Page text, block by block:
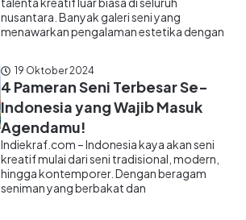
nusantara. Banyak galeri seni yang
menawarkan pengalaman estetika dengan
19 Oktober 2024
4 Pameran Seni Terbesar Se-
Indonesia yang Wajib Masuk
Agendamu!
Indiekraf.com – Indonesia kaya akan seni
kreatif mulai dari seni tradisional, modern,
hingga kontemporer. Dengan beragam
seniman yang berbakat dan